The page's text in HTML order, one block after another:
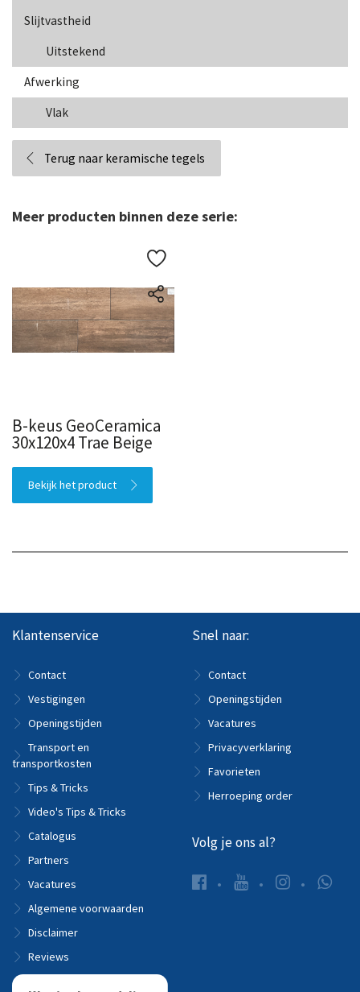
Slijtvastheid
Uitstekend
Afwerking
Vlak
Terug naar keramische tegels
Meer producten binnen deze serie:
B-keus GeoCeramica
30x120x4 Trae Beige
Bekijk het product
Klantenservice
Contact
Vestigingen
Openingstijden
Transport en
transportkosten
Tips & Tricks
Video's Tips & Tricks
Catalogus
Partners
Vacatures
Algemene voorwaarden
Disclaimer
Reviews
Snel naar:
Contact
Openingstijden
Vacatures
Privacyverklaring
Favorieten
Herroeping order
Volg je ons al?